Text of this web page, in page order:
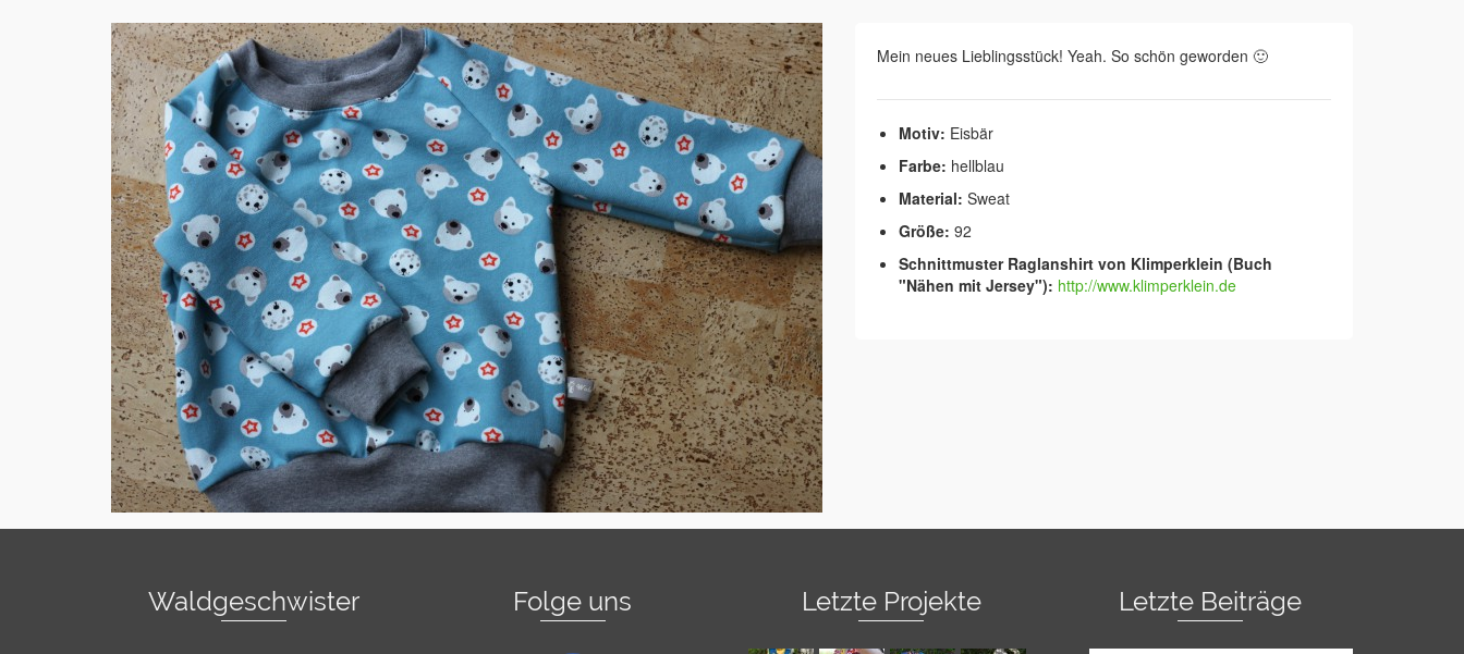
Mein neues Lieblingsstück! Yeah. So schön geworden 🙂
Motiv: Eisbär
Farbe: hellblau
Material: Sweat
Größe: 92
Schnittmuster Raglanshirt von Klimperklein (Buch
"Nähen mit Jersey"): http://www.klimperklein.de
Waldgeschwister Folge uns Letzte Projekte Letzte Beiträge